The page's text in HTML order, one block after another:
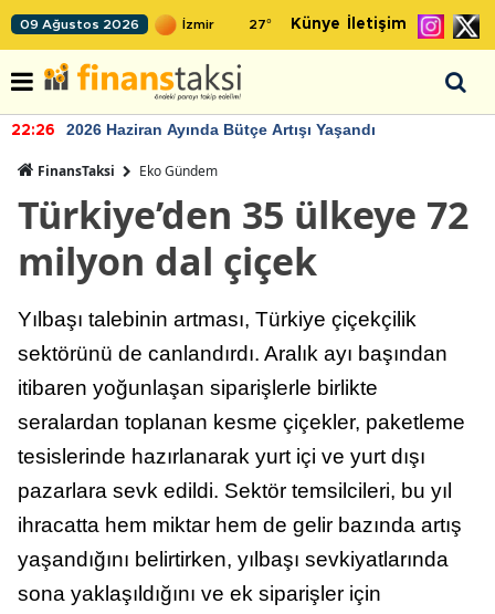
09 Ağustos 2026 27° Künye İletişim
22:26 2026 Haziran Ayında Bütçe Artışı Yaşandı
FinansTaksi Eko Gündem
Türkiye’den 35 ülkeye 72
milyon dal çiçek
Yılbaşı talebinin artması, Türkiye çiçekçilik
sektörünü de canlandırdı. Aralık ayı başından
itibaren yoğunlaşan siparişlerle birlikte
seralardan toplanan kesme çiçekler, paketleme
tesislerinde hazırlanarak yurt içi ve yurt dışı
pazarlara sevk edildi. Sektör temsilcileri, bu yıl
ihracatta hem miktar hem de gelir bazında artış
yaşandığını belirtirken, yılbaşı sevkiyatlarında
sona yaklaşıldığını ve ek siparişler için